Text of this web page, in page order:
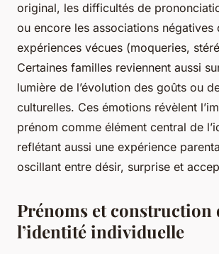
original, les difficultés de
ou encore les associations négatives
expériences vécues (moqueries,
Certaines familles reviennent aussi
lumière de l’évolution des goûts ou
culturelles. Ces émotions révèlent
prénom comme élément central de
reflétant aussi une expérience
oscillant entre désir, surprise et
Prénoms et construction
l’identité individuelle